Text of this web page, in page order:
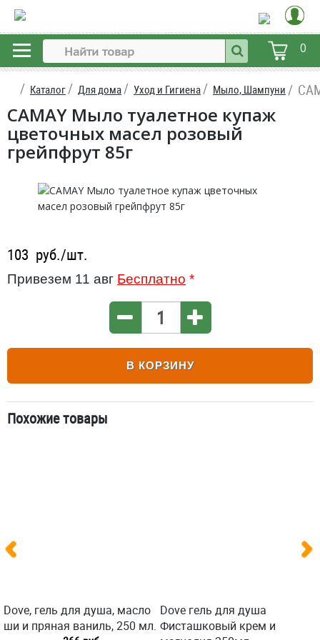
0
Каталог Для дома Уход и Гигиена Мыло, Шампуни
CAMAY Мыло туалетное купаж
цветочных масел розовый
грейпфрут 85г
103 руб./шт.
Привезем 11 авг Бесплатно *
В КОРЗИНУ
Похожие товары
Dove, гель для душа, масло
ши и пряная ваниль, 250 мл.
Dove гель для душа
Фисташковый крем и